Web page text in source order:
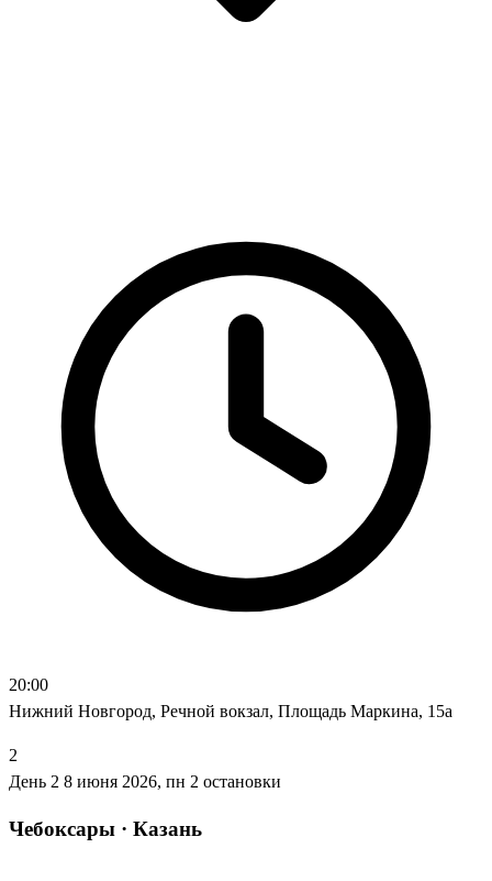
20:00
Нижний Новгород, Речной вокзал, Площадь Маркина, 15а
2
День 2 8 июня 2026, пн 2 остановки
Чебоксары · Казань